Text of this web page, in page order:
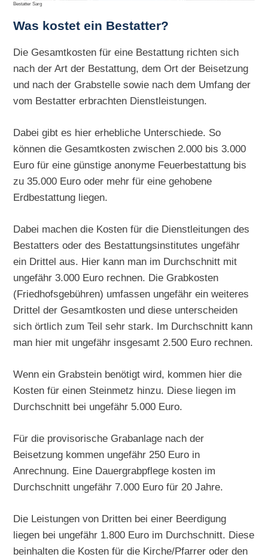
Bestatter Sarg
Was kostet ein Bestatter?
Die Gesamtkosten für eine Bestattung richten sich
nach der Art der Bestattung, dem Ort der Beisetzung
und nach der Grabstelle sowie nach dem Umfang der
vom Bestatter erbrachten Dienstleistungen.
Dabei gibt es hier erhebliche Unterschiede. So
können die Gesamtkosten zwischen 2.000 bis 3.000
Euro für eine günstige anonyme Feuerbestattung bis
zu 35.000 Euro oder mehr für eine gehobene
Erdbestattung liegen.
Dabei machen die Kosten für die Dienstleitungen des
Bestatters oder des Bestattungsinstitutes ungefähr
ein Drittel aus. Hier kann man im Durchschnitt mit
ungefähr 3.000 Euro rechnen. Die Grabkosten
(Friedhofsgebühren) umfassen ungefähr ein weiteres
Drittel der Gesamtkosten und diese unterscheiden
sich örtlich zum Teil sehr stark. Im Durchschnitt kann
man hier mit ungefähr insgesamt 2.500 Euro rechnen.
Wenn ein Grabstein benötigt wird, kommen hier die
Kosten für einen Steinmetz hinzu. Diese liegen im
Durchschnitt bei ungefähr 5.000 Euro.
Für die provisorische Grabanlage nach der
Beisetzung kommen ungefähr 250 Euro in
Anrechnung. Eine Dauergrabpflege kosten im
Durchschnitt ungefähr 7.000 Euro für 20 Jahre.
Die Leistungen von Dritten bei einer Beerdigung
liegen bei ungefähr 1.800 Euro im Durchschnitt. Diese
beinhalten die Kosten für die Kirche/Pfarrer oder den